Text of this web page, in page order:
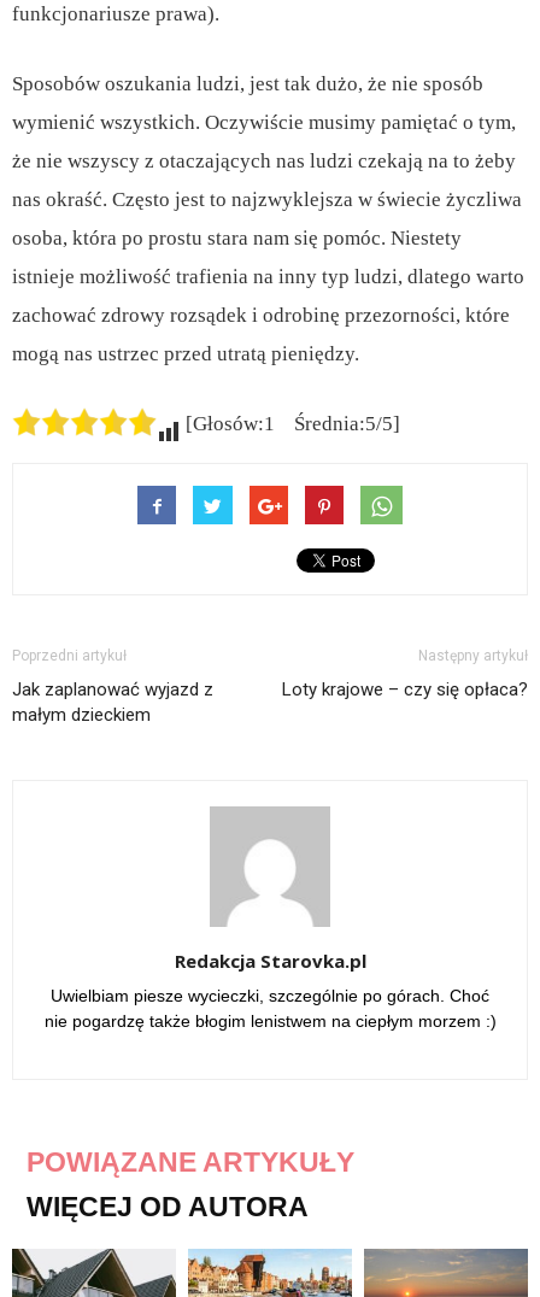
funkcjonariusze prawa).
Sposobów oszukania ludzi, jest tak dużo, że nie sposób
wymienić wszystkich. Oczywiście musimy pamiętać o tym,
że nie wszyscy z otaczających nas ludzi czekają na to żeby
nas okraść. Często jest to najzwyklejsza w świecie życzliwa
osoba, która po prostu stara nam się pomóc. Niestety
istnieje możliwość trafienia na inny typ ludzi, dlatego warto
zachować zdrowy rozsądek i odrobinę przezorności, które
mogą nas ustrzec przed utratą pieniędzy.
[Głosów:1 Średnia:5/5]
Poprzedni artykuł
Jak zaplanować wyjazd z
małym dzieckiem
Następny artykuł
Loty krajowe – czy się opłaca?
Redakcja Starovka.pl
Uwielbiam piesze wycieczki, szczególnie po górach. Choć
nie pogardzę także błogim lenistwem na ciepłym morzem :)
POWIĄZANE ARTYKUŁY
WIĘCEJ OD AUTORA